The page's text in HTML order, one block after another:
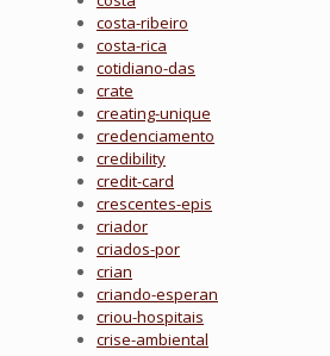
costa-ribeiro
costa-rica
cotidiano-das
crate
creating-unique
credenciamento
credibility
credit-card
crescentes-epis
criador
criados-por
crian
criando-esperan
criou-hospitais
crise-ambiental